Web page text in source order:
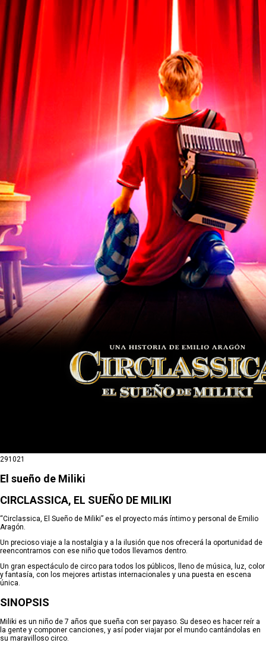
291021
El sueño de Miliki
CIRCLASSICA, EL SUEÑO DE MILIKI
“Circlassica, El Sueño de Miliki” es el proyecto más íntimo y personal de Emilio
Aragón.
Un precioso viaje a la nostalgia y a la ilusión que nos ofrecerá la oportunidad de
reencontrarnos con ese niño que todos llevamos dentro.
Un gran espectáculo de circo para todos los públicos, lleno de música, luz, color
y fantasía, con los mejores artistas internacionales y una puesta en escena
única.
SINOPSIS
Miliki es un niño de 7 años que sueña con ser payaso. Su deseo es hacer reír a
la gente y componer canciones, y así poder viajar por el mundo cantándolas en
su maravilloso circo.